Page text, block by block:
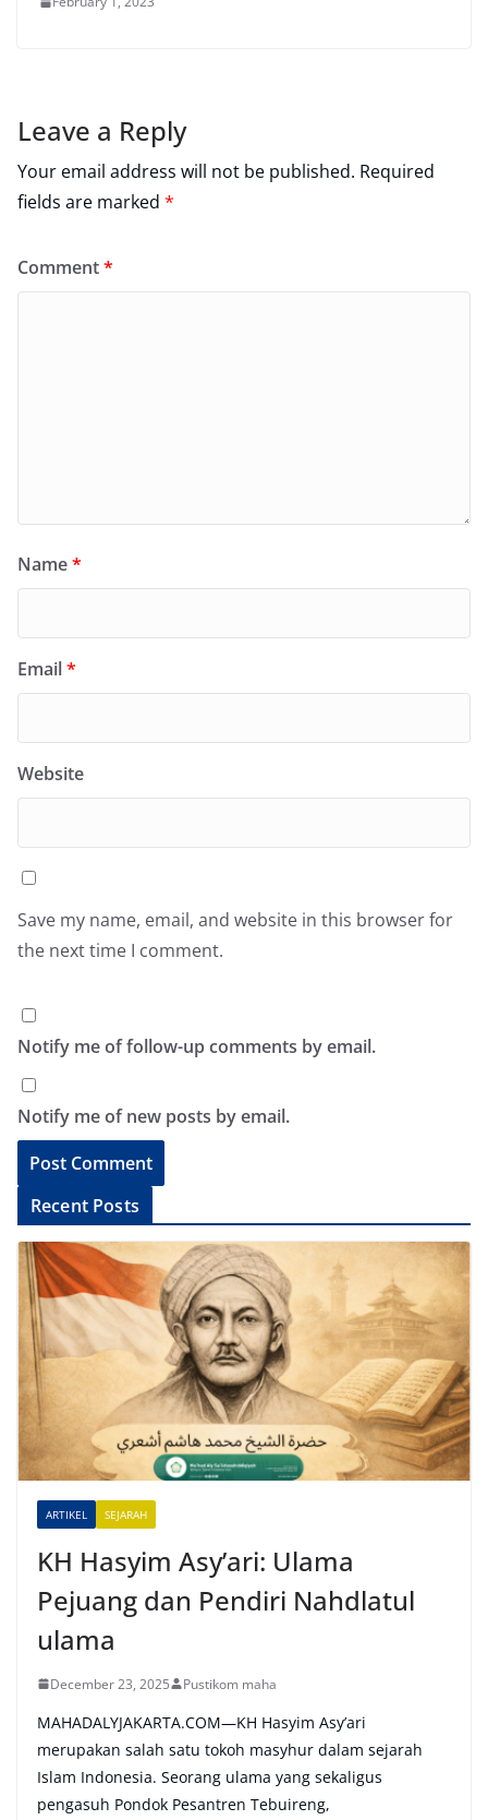
Leave a Reply
Your email address will not be published. Required
fields are marked *
Comment*
Name*
Email*
Website
Save my name, email, and website in this browser for
the next time I comment.
Notify me of follow-up comments by email.
Notify me of new posts by email.
l
t
v
Recent Posts
ARTIKEL SEJARAH
KH Hasyim Asy’ari: Ulama
Pejuang dan Pendiri Nahdlatul
ulama
December 23, 2025 Pustikom maha
MAHADALYJAKARTA.COM—KH Hasyim Asy’ari
merupakan salah satu tokoh masyhur dalam sejarah
Islam Indonesia. Seorang ulama yang sekaligus
pengasuh Pondok Pesantren Tebuireng,